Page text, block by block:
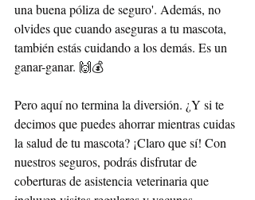
una buena póliza de seguro'. Además, no
olvides que cuando aseguras a tu mascota,
también estás cuidando a los demás. Es un
ganar-ganar. 🙌💰
Pero aquí no termina la diversión. ¿Y si te
decimos que puedes ahorrar mientras cuidas
la salud de tu mascota? ¡Claro que sí! Con
nuestros seguros, podrás disfrutar de
coberturas de asistencia veterinaria que